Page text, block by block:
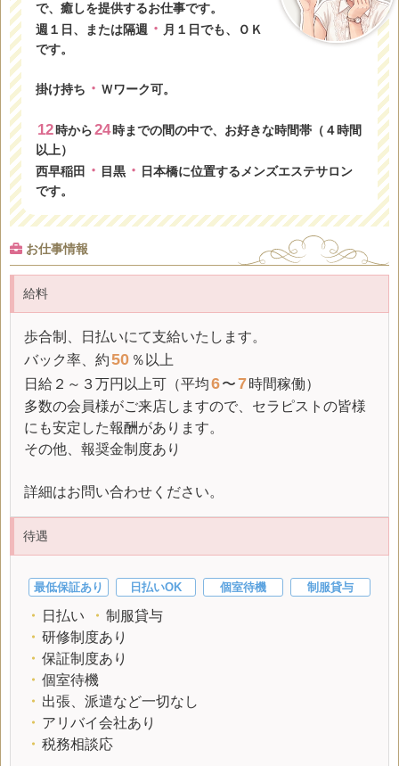
で、癒しを提供するお仕事です。
週１日、または隔週・ 月１日でも、ＯＫ
です。
掛け持ち ・ Ｗワーク可。
12 時から24 時までの間の中で、お好きな時間帯（４時間
以上）
西早稲田
・ 目黒・ 日本橋に位置するメンズエステサロン
です。
お仕事情報
給料
歩合制、日払いにて支給いたします。
バック率 、約50 ％以上
日給 ２～３万円以上可（平均6〜7時間稼働）
多数の会員様がご来店しますので、セラピストの皆様
にも安定した報酬があります。
その他、報奨金制度あり
詳細はお問い合わせください。
待遇
最低保証あり 日払いOK 個室待機 制服貸与
・ 日払い ・ 制服貸与
・ 研修制度あり
・ 保証制度あり
・ 個室待機
・ 出張、派遣など一切なし
・ アリバイ会社あり
・ 税務相談応